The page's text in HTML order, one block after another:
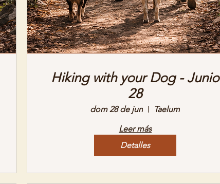
Hiking with your Dog - Junio
28
dom 28 de jun
Taelum
Leer más
Detalles